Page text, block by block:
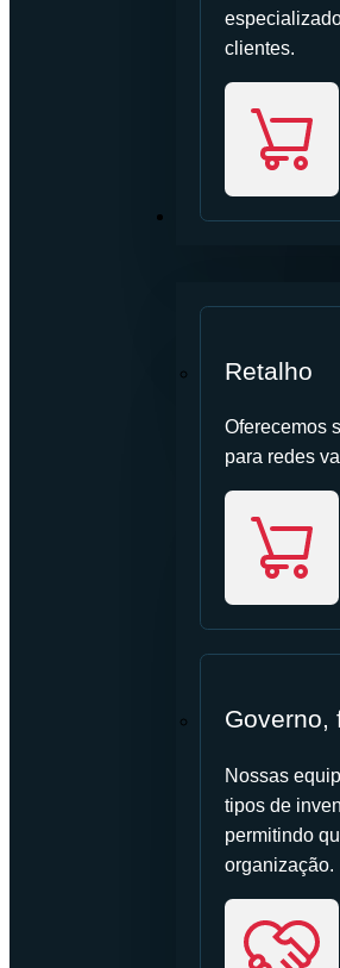
clientes.
SETOR
Retalho
Oferecemos
para redes
Governo,
Nossas
tipos de
permitindo
organização.